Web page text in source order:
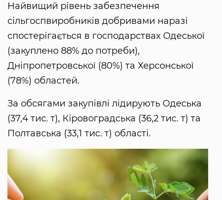
Найвищий рівень забезпечення
сільгоспвиробників добривами наразі
спостерігається в господарствах Одеської
(закуплено 88% до потреби),
Дніпропетровської (80%) та Херсонської
(78%) областей.
За обсягами закупівлі лідирують Одеська
(37,4 тис. т), Кіровоградська (36,2 тис. т) та
Полтавська (33,1 тис. т) області.